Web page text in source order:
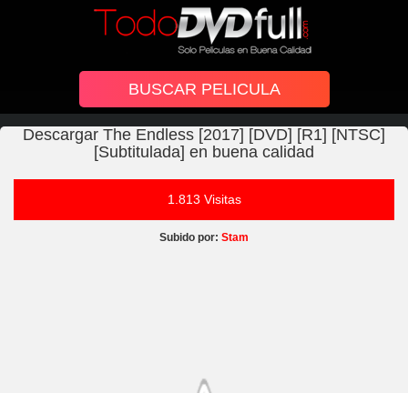
Descargar The Endless [2017] [DVD] [R1] [NTSC]
[Subtitulada] en buena calidad
1.813 Visitas
Subido por: Stam